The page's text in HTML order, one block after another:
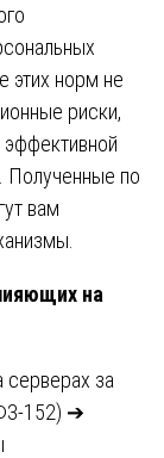
этих норм не
риски,
Полученные по
вам
на
серверах за
152) ➔